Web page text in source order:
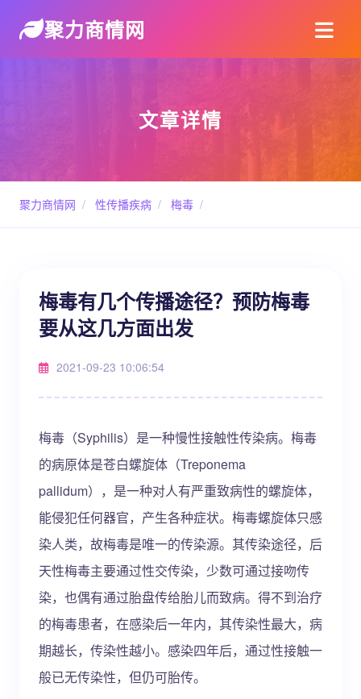
聚力商情网
文章详情
聚力商情网 / 性传播疾病 / 梅毒 /
梅毒有几个传播途径？预防梅毒
要从这几方面出发
2021-09-23 10:06:54
梅毒（Syphilis）是一种慢性接触性传染病。梅毒
的病原体是苍白螺旋体（Treponema
pallidum），是一种对人有严重致病性的螺旋体，
能侵犯任何器官，产生各种症状。梅毒螺旋体只感
染人类，故梅毒是唯一的传染源。其传染途径，后
天性梅毒主要通过性交传染，少数可通过接吻传
染，也偶有通过胎盘传给胎儿而致病。得不到治疗
的梅毒患者，在感染后一年内，其传染性最大，病
期越长，传染性越小。感染四年后，通过性接触一
般已无传染性，但仍可胎传。